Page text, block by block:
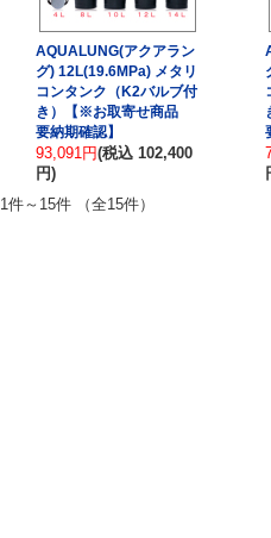
AQUALUNG(アクアラン
グ) 12L(19.6MPa) メタリ
コンタンク（K2バルブ付
き）【※お取寄せ商品
要納期確認】
93,091円(税込 102,400
円)
1件～15件 （全15件）